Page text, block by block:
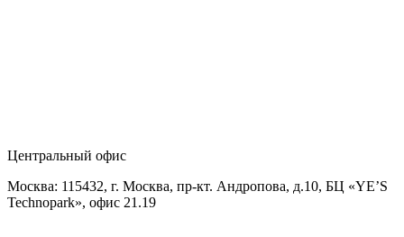
Центральный офис
Москва: 115432, г. Москва, пр-кт. Андропова, д.10, БЦ «YE’S
Technopark», офис 21.19